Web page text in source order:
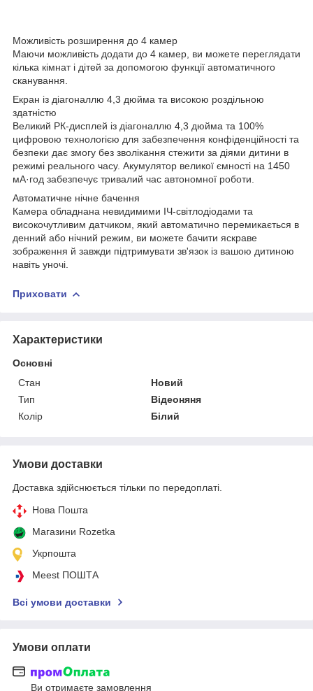
Можливість розширення до 4 камер
Маючи можливість додати до 4 камер, ви можете переглядати
кілька кімнат і дітей за допомогою функції автоматичного
сканування.
Екран із діагоналлю 4,3 дюйма та високою роздільною
здатністю
Великий РК-дисплей із діагоналлю 4,3 дюйма та 100%
цифровою технологією для забезпечення конфіденційності та
безпеки дає змогу без зволікання стежити за діями дитини в
режимі реального часу. Акумулятор великої ємності на 1450
мА·год забезпечує тривалий час автономної роботи.
Автоматичне нічне бачення
Камера обладнана невидимими ІЧ-світлодіодами та
високочутливим датчиком, який автоматично перемикається в
денний або нічний режим, ви можете бачити яскраве
зображення й завжди підтримувати зв'язок із вашою дитиною
навіть уночі.
Приховати
Характеристики
Основні
Стан
Новий
Тип
Відеоняня
Колір
Білий
Умови доставки
Доставка здійснюється тільки по передоплаті.
Нова Пошта
Магазини Rozetka
Укрпошта
Meest ПОШТА
Всі умови доставки
Умови оплати
Ви отримаєте замовлення